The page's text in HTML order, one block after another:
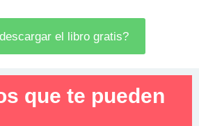
el libro gratis?
que te pueden